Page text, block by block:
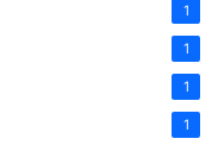
1
1
1
1